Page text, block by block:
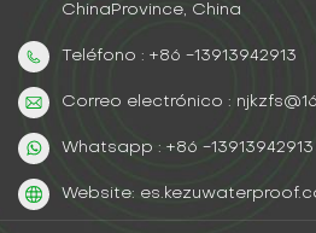
ChinaProvince, China
Teléfono : +86 -13913942913
Correo electrónico :
Whatsapp : +86 -13913942913
Website: